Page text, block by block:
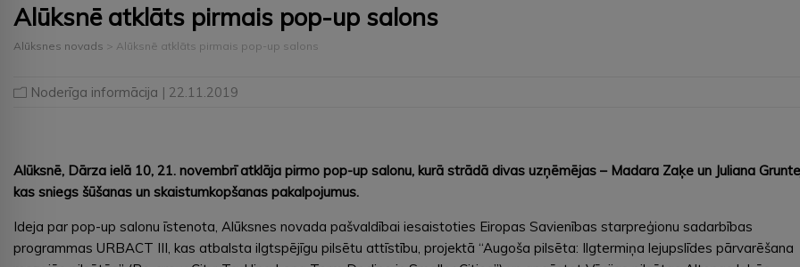
Alūksnē atklāts pirmais pop-up salons
Alūksnes novads > Alūksnē atklāts pirmais pop-up salons
Noderīga informācija | 22.11.2019
Alūksnē, Dārza ielā 10, 21. novembrī atklāja pirmo pop-up salonu, kurā strādā divas uzņēmējas – Madara Zaķe un Juliana
kas sniegs šūšanas un skaistumkopšanas pakalpojumus.
Ideja par pop-up salonu īstenota, Alūksnes novada pašvaldībai iesaistoties Eiropas Savienības starpreģionu sadarbības
programmas URBACT III, kas atbalsta ilgtspējīgu pilsētu attīstību, projektā “Augoša pilsēta: Ilgtermiņa lejupslīdes pārvarēšana